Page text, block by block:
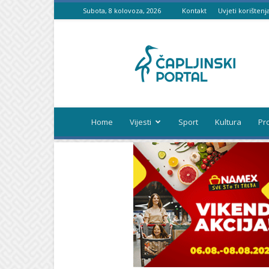
Subota, 8 kolovoza, 2026 Kontakt Uvjeti
portal
Home Vijesti Sport Kultura